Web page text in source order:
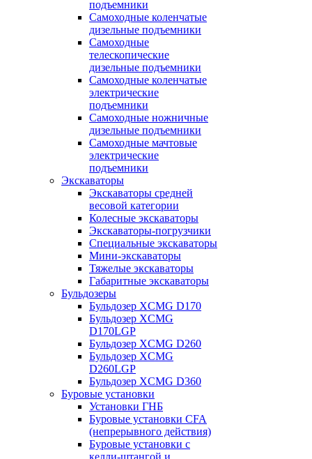
подъемники
Самоходные коленчатые
дизельные подъемники
Самоходные
телескопические
дизельные подъемники
Самоходные коленчатые
электрические
подъемники
Самоходные ножничные
дизельные подъемники
Самоходные мачтовые
электрические
подъемники
Экскаваторы
Экскаваторы средней
весовой категории
Колесные экскаваторы
Экскаваторы-погрузчики
Специальные экскаваторы
Мини-экскаваторы
Тяжелые экскаваторы
Габаритные экскаваторы
Бульдозеры
Бульдозер XCMG D170
Бульдозер XCMG
D170LGP
Бульдозер XCMG D260
Бульдозер XCMG
D260LGP
Бульдозер XCMG D360
Буровые установки
Установки ГНБ
Буровые установки CFA
(непрерывного действия)
Буровые установки с
келли-штангой и